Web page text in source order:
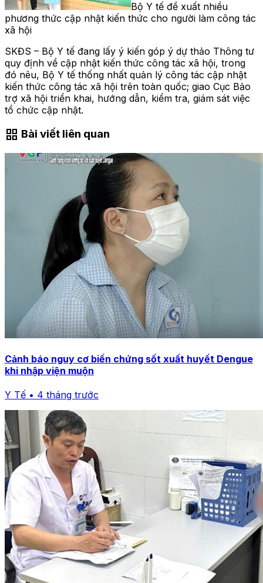
Bộ Y tế đề xuất nhiều
phương thức cập nhật kiến thức cho người làm công tác
xã hội
SKĐS – Bộ Y tế đang lấy ý kiến góp ý dự thảo Thông tư
quy định về cập nhật kiến thức công tác xã hội, trong
đó nêu, Bộ Y tế thống nhất quản lý công tác cập nhật
kiến thức công tác xã hội trên toàn quốc; giao Cục Bảo
trợ xã hội triển khai, hướng dẫn, kiểm tra, giám sát việc
tổ chức cập nhật.
grid_view Bài viết liên quan
Cảnh báo nguy cơ biến chứng sốt xuất huyết Dengue
khi nhập viện muộn
Y Tế • 4 tháng trước